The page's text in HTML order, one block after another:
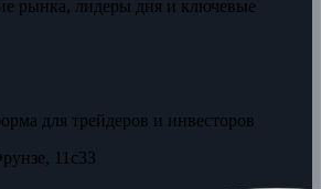
рынка, лидеры дня и ключевые
для трейдеров и инвесторов
11с33